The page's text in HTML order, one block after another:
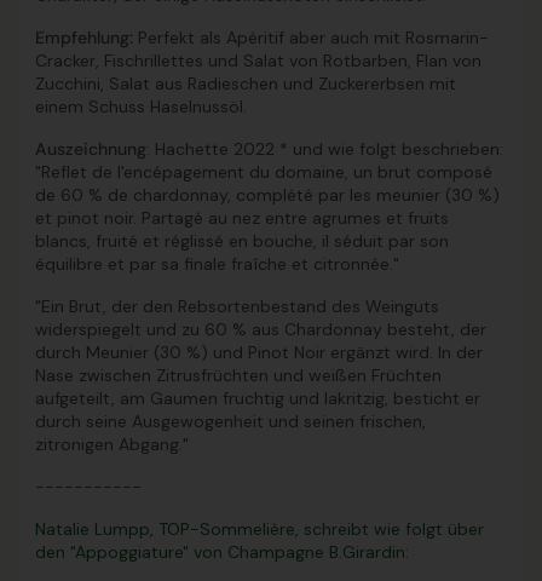
Empfehlung: Perfekt als Apéritif aber auch mit Rosmarin-
Cracker, Fischrillettes und Salat von Rotbarben, Flan von
Zucchini, Salat aus Radieschen und Zuckererbsen mit
einem Schuss Haselnussöl.
Auszeichnung: Hachette 2022 * und wie folgt beschrieben:
"Reflet de l'encépagement du domaine, un brut composé
de 60 % de chardonnay, complété par les meunier (30 %)
et pinot noir. Partagé au nez entre agrumes et fruits
blancs, fruité et réglissé en bouche, il séduit par son
équilibre et par sa finale fraîche et citronnée."
"Ein Brut, der den Rebsortenbestand des Weinguts
widerspiegelt und zu 60 % aus Chardonnay besteht, der
durch Meunier (30 %) und Pinot Noir ergänzt wird. In der
Nase zwischen Zitrusfrüchten und weißen Früchten
aufgeteilt, am Gaumen fruchtig und lakritzig, besticht er
durch seine Ausgewogenheit und seinen frischen,
zitronigen Abgang."
-----------
Natalie Lumpp, TOP-Sommelière, schreibt wie folgt über
den "Appoggiature" von Champagne B.Girardin: